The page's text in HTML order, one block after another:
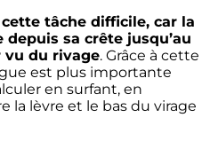
tâche difficile, car la
sa crête jusqu’au
vu du rivage. Grâce à cette
est plus importante
en surfant, en
la lèvre et le bas du virage